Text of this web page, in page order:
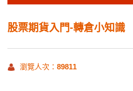
股票期貨入門-轉倉小知識
瀏覽人次： 89811